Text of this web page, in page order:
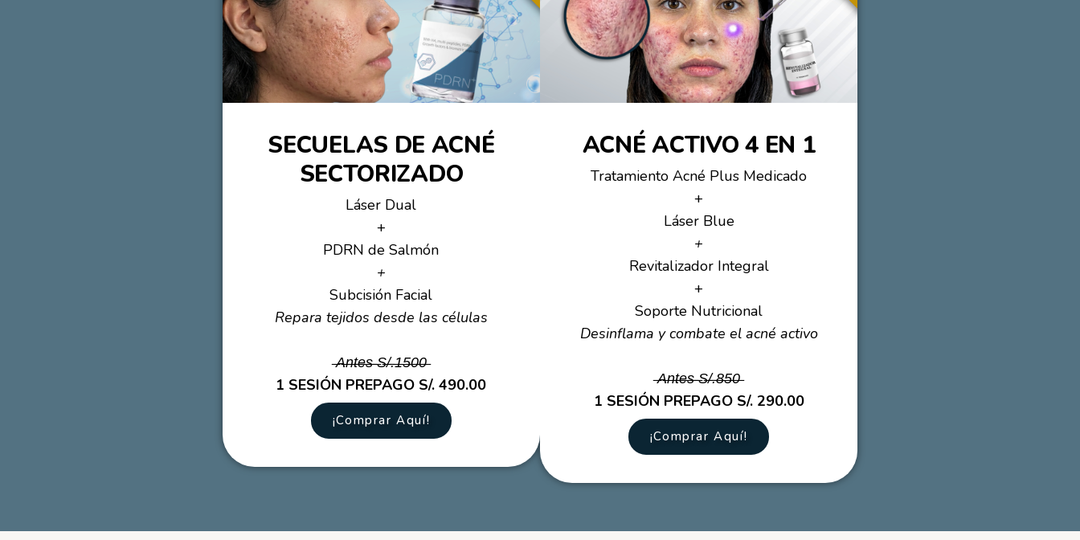
SECUELAS DE ACNÉ
SECTORIZADO
Láser Dual
+
PDRN de Salmón
+
Subcisión Facial
Repara tejidos desde las células
̶A̶n̶t̶e̶s̶ ̶S̶/̶.̶1̶5̶0̶0̶
1 SESIÓN PREPAGO S/. 490.00
¡Comprar Aquí!
ACNÉ ACTIVO 4 EN 1
Tratamiento Acné Plus Medicado
+
Láser Blue
+
Revitalizador Integral
+
Soporte Nutricional
Desinflama y combate el acné activo
̶A̶n̶t̶e̶s̶ ̶S̶/̶.̶8̶5̶0̶
1 SESIÓN PREPAGO S/. 290.00
¡Comprar Aquí!